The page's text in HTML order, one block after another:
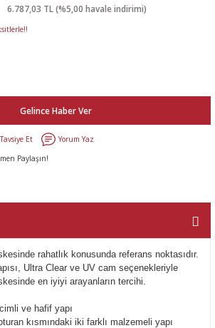
6.787,03 TL (%5,00 havale indirimi)
Gelince Haber Ver
Tavsiye Et
Yorum Yaz
Paylaşın!
rahatlık konusunda referans noktasıdır.
Ultra Clear ve UV cam seçenekleriyle
en iyiyi arayanların tercihi.
ve hafif yapı
kısmındaki iki farklı malzemeli yapı